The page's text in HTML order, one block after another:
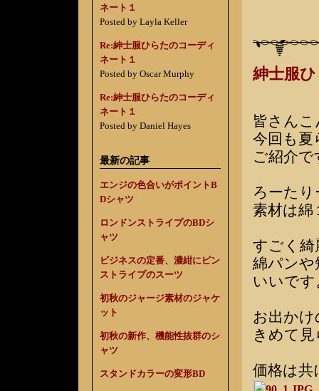
ネート１
Posted by Layla Keller
Re:紳士服ひらたのコーディ
ネート１
Posted by Oscar Murphy
Re:紳士服ひらたのコーディ
ネート１
Posted by Daniel Hayes
最新の記事
エンジの色合いがポイントB
Dシャツ
ロンドンストライプのBDシ
ャツ
ビジネスの定番、濃紺にピン
ストライプのスーツ
初秋のジャージ素材のジャケ
ット
初秋の新作、機能性抜群のシ
ャツ
スタンドカラーの変形BD
紳士服
皆さん
今回も夏
ご紹介で
ろーた
素材は綿
すごく綺
綿パンや
いいです
お出か
きめて
価格は共